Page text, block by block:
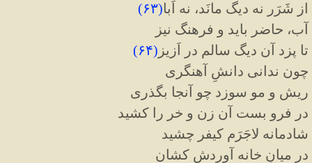
از شَرَر نه دیگ مانَد، نه اَبا(۶۳)
آب، حاضر باید و فرهنگ نیز
تا پزد آن دیگ سالم در اَزیز (۶۴)
چون ندانی دانشِ آهنگری
ریش و مو سوزد چو آنجا بگذری
در فرو بست آن زن و خر را کشید
شادمانه لاجَرَم کیفر چشید
در میانِ خانه آوردش کشان